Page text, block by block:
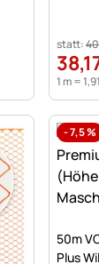
statt:40
38,
1 m =1,91
-7,5%
50m
Plus